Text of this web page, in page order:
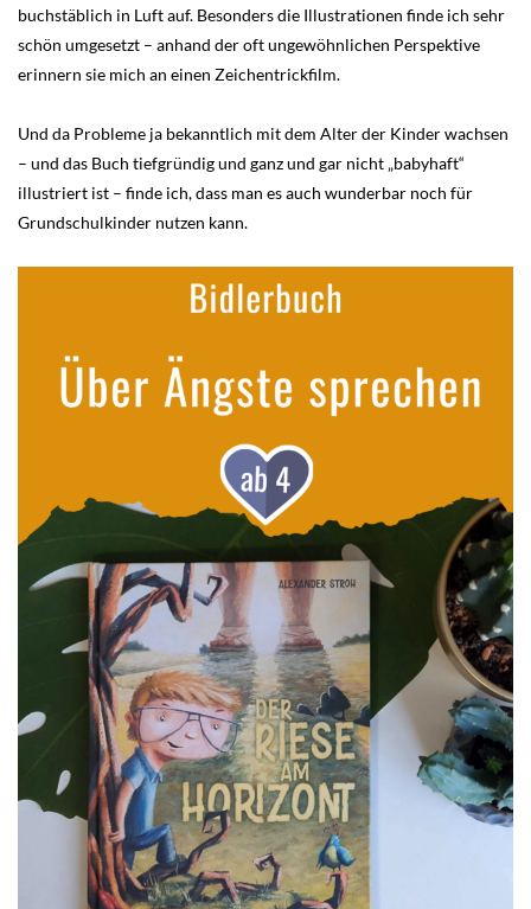
buchstäblich in Luft auf. Besonders die Illustrationen finde ich sehr
schön umgesetzt – anhand der oft ungewöhnlichen Perspektive
erinnern sie mich an einen Zeichentrickfilm.
Und da Probleme ja bekanntlich mit dem Alter der Kinder wachsen
– und das Buch tiefgründig und ganz und gar nicht „babyhaft“
illustriert ist – finde ich, dass man es auch wunderbar noch für
Grundschulkinder nutzen kann.